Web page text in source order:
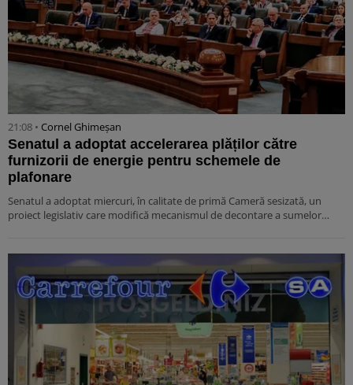
21:08 • Cornel Ghimeșan
Senatul a adoptat accelerarea plăților către
furnizorii de energie pentru schemele de
plafonare
Senatul a adoptat miercuri, în calitate de primă Cameră sesizată, un
proiect legislativ care modifică mecanismul de decontare a sumelor…